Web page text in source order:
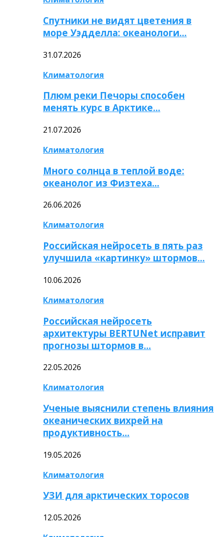
Спутники не видят цветения в
море Уэдделла: океанологи…
31.07.2026
Климатология
Плюм реки Печоры способен
менять курс в Арктике…
21.07.2026
Климатология
Много солнца в теплой воде:
океанолог из Физтеха…
26.06.2026
Климатология
Российская нейросеть в пять раз
улучшила «картинку» штормов…
10.06.2026
Климатология
Российская нейросеть
архитектуры BERTUNet исправит
прогнозы штормов в…
22.05.2026
Климатология
Ученые выяснили степень влияния
океанических вихрей на
продуктивность…
19.05.2026
Климатология
УЗИ для арктических торосов
12.05.2026